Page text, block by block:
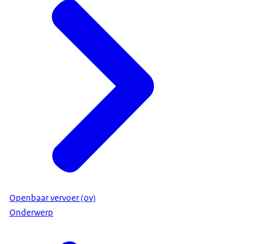
Openbaar vervoer (ov)
Onderwerp